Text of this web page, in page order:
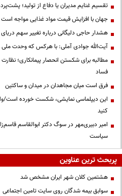
تقسیم غنایم مدیران یا دفاع از تولید؛
جهان با افزایش قیمت مواد غذایی مواجه است
هشدار حاجی دلیگانی درباره تغییر سهم دریای
آیت‌الله جوادی آملی: با هرکس که وحدت ملی و
مطالبه برای شکستن انحصار پیمانکاری؛ نظارت
فساد
فرق است میان مجاهدان در میدان و ساکتین
این دیپلماسی نمایشی، شکست خورده است/
کنید
امیر دبیری‌مهر در سوگ دکتر ابوالقاسم
سیاست
پربحث ترین عناوین
هشتمین کلان شهر ایران مشخص شد
سوابق بیمه شدگان روی سایت تامین اجتماعی